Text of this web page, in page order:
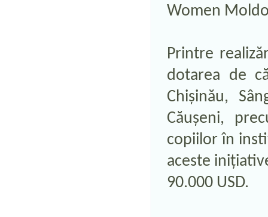
Women
Printre
dotarea de
Chișinău,
Căușeni,
copiilor în
aceste
90.000 USD.